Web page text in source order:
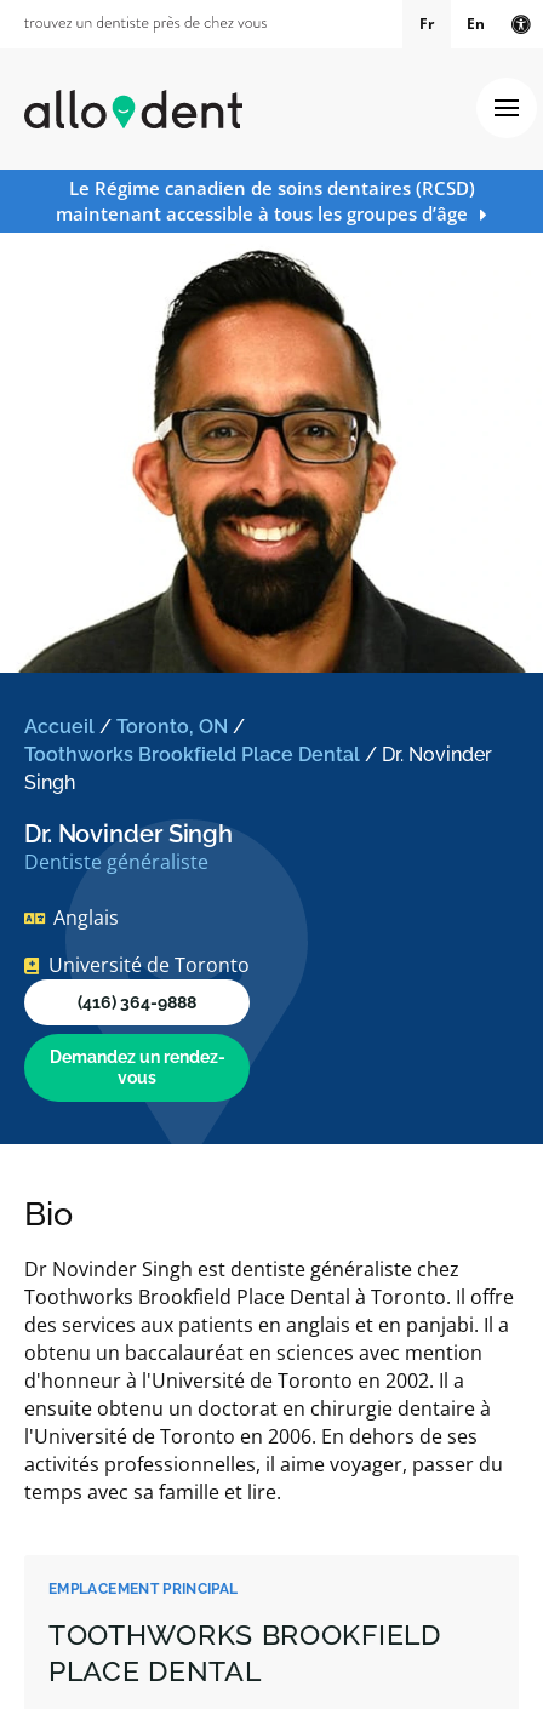
Fr En
Le Régime canadien de soins dentaires (RCSD)
maintenant accessible à tous les groupes d’âge
Accueil / Toronto, ON /
Toothworks Brookfield Place Dental / Dr. Novinder
Singh
Dr. Novinder Singh
Dentiste généraliste
Anglais
Université de Toronto
(416) 364-9888
Demandez un rendez-
vous
EMPLACEMENT PRINCIPAL
TOOTHWORKS BROOKFIELD
PLACE DENTAL
Bio
Dr Novinder Singh est dentiste généraliste chez
Toothworks Brookfield Place Dental à Toronto. Il offre
des services aux patients en anglais et en panjabi. Il a
obtenu un baccalauréat en sciences avec mention
d'honneur à l'Université de Toronto en 2002. Il a
ensuite obtenu un doctorat en chirurgie dentaire à
l'Université de Toronto en 2006. En dehors de ses
activités professionnelles, il aime voyager, passer du
temps avec sa famille et lire.